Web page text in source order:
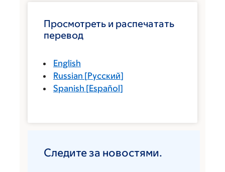
Просмотреть и распечатать
перевод
English
Russian [Русский]
Spanish [Español]
Следите за новостями.